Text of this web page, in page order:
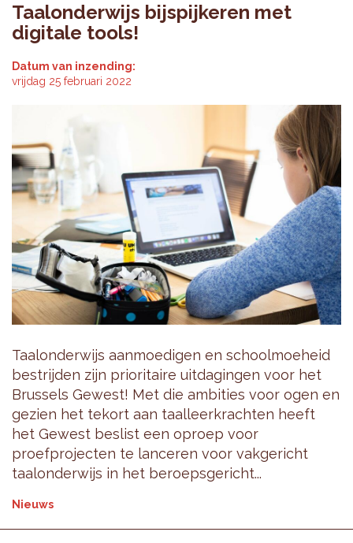
Taalonderwijs bijspijkeren met
digitale tools!
Datum van inzending:
vrijdag 25 februari 2022
Taalonderwijs aanmoedigen en schoolmoeheid
bestrijden zijn prioritaire uitdagingen voor het
Brussels Gewest! Met die ambities voor ogen en
gezien het tekort aan taalleerkrachten heeft
het Gewest beslist een oproep voor
proefprojecten te lanceren voor vakgericht
taalonderwijs in het beroepsgericht...
Nieuws